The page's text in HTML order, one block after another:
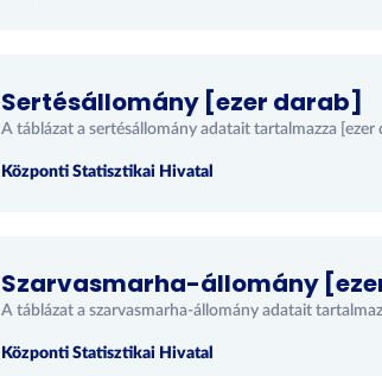
Sertésállomány [ezer darab]
A táblázat a sertésállomány adatait tartalmazza [ezer
Központi Statisztikai Hivatal
Szarvasmarha-állomány
A táblázat a szarvasmarha-állomány adatait
Központi Statisztikai Hivatal